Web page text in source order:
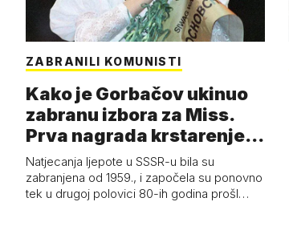
ZABRANILI KOMUNISTI
Kako je Gorbačov ukinuo
zabranu izbora za Miss.
Prva nagrada krstarenje
Jadran…
Natjecanja ljepote u SSSR-u bila su
zabranjena od 1959., i započela su ponovno
tek u drugoj polovici 80-ih godina prošl…